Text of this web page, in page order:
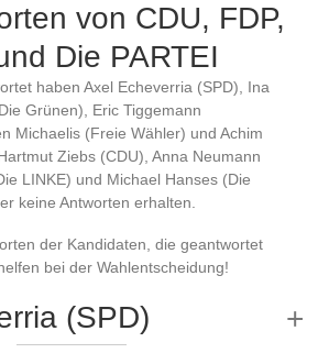
von CDU, FDP,
Die PARTEI
haben Axel Echeverria (SPD), Ina
Grünen), Eric Tiggemann
Michaelis (Freie Wähler) und Achim
Ziebs (CDU), Anna Neumann
LINKE) und Michael Hanses (Die
keine Antworten erhalten.
der Kandidaten, die geantwortet
bei der Wahlentscheidung!
(SPD)